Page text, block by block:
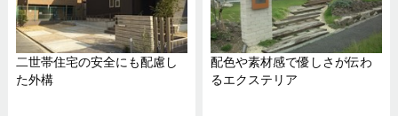
二世帯住宅の安全にも配慮し
た外構
配色や素材感で優しさが伝わ
るエクステリア